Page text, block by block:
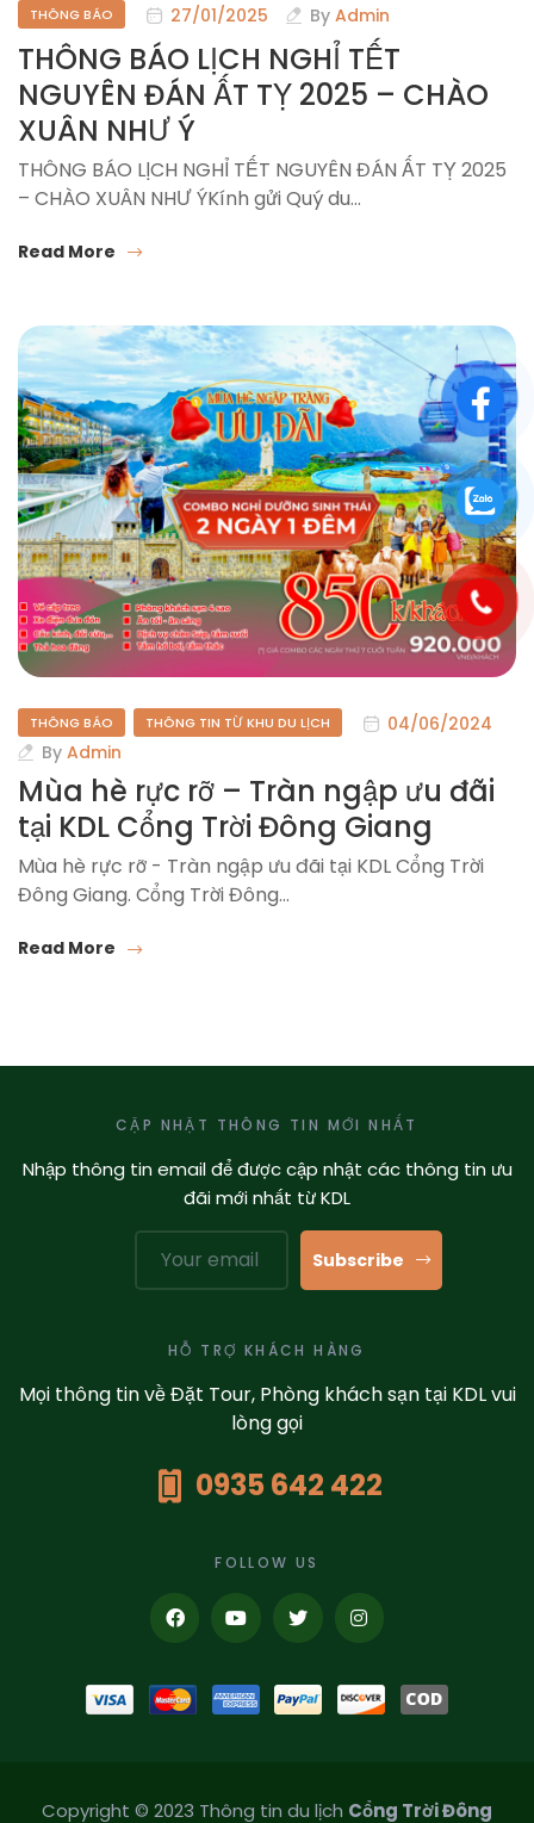
THÔNG BÁO 27/01/2025 By Admin
THÔNG BÁO LỊCH NGHỈ TẾT
NGUYÊN ĐÁN ẤT TỴ 2025 – CHÀO
XUÂN NHƯ Ý
THÔNG BÁO LỊCH NGHỈ TẾT NGUYÊN ĐÁN ẤT TỴ 2025
– CHÀO XUÂN NHƯ ÝKính gửi Quý du…
Read More
THÔNG BÁO THÔNG TIN TỪ KHU DU LỊCH
04/06/2024
By Admin
Mùa hè rực rỡ – Tràn ngập ưu đãi
tại KDL Cổng Trời Đông Giang
Mùa hè rực rỡ - Tràn ngập ưu đãi tại KDL Cổng Trời
Đông Giang. Cổng Trời Đông…
Read More
CẬP NHẬT THÔNG TIN MỚI NHẤT
Nhập thông tin email để được cập nhật các thông tin ưu
đãi mới nhất từ KDL
Subscribe
HỖ TRỢ KHÁCH HÀNG
Mọi thông tin về Đặt Tour, Phòng khách sạn tại KDL vui
lòng gọi
0935 642 422
FOLLOW US
Copyright © 2023 Thông tin du lịch Cổng Trời Đông